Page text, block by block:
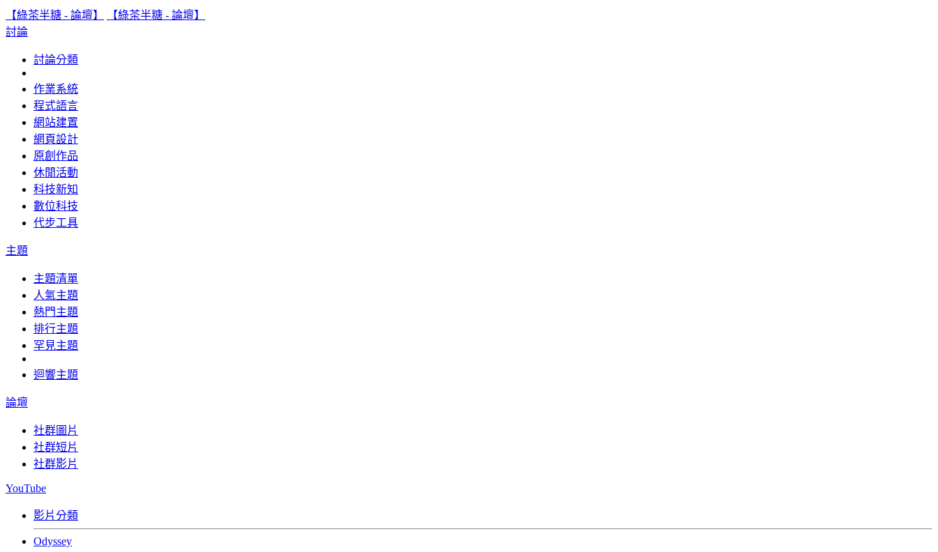
【綠茶半糖 - 論壇】
【綠茶半糖 - 論壇】
討論
討論分類
作業系統
程式語言
網站建置
網頁設計
原創作品
休閒活動
科技新知
數位科技
代步工具
主題
主題清單
人氣主題
熱門主題
排行主題
罕見主題
迴響主題
論壇
社群圖片
社群短片
社群影片
YouTube
影片分類
Odyssey